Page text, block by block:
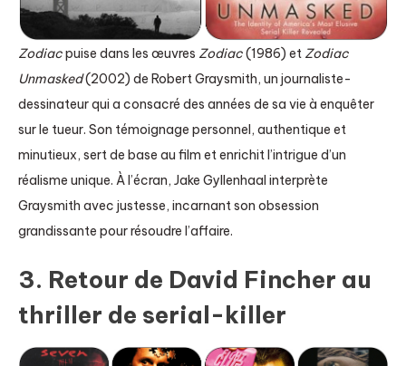
Zodiacpuise dans les œuvres Zodiac(1986) et Zodiac
Unmasked(2002) de Robert Graysmith, un journaliste-
dessinateur qui a consacré des années de sa vie à enquêter
sur le tueur. Son témoignage personnel, authentique et
minutieux, sert de base au film et enrichit l’intrigue d’un
réalisme unique. À l’écran, Jake Gyllenhaal interprète
Graysmith avec justesse, incarnant son obsession
grandissante pour résoudre l’affaire.
3. Retour de David Fincher au
thriller de serial-killer